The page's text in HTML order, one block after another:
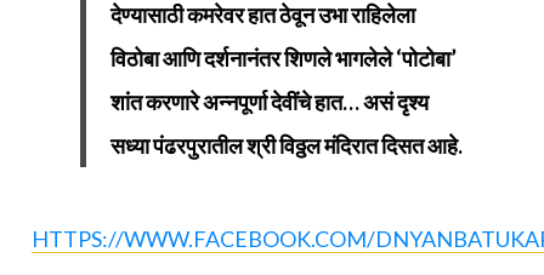
देण्यासाठी कमरेवर हात ठेवून उभा राहिलेला
विठोबा आणि दर्शनानंतर शिणले भागलेले ‘पोटोबा’
शांत करणारे अन्नपूर्णा देवींचे हात… असं दृश्य
सध्या पंढरपुरातील श्री विठ्ठल मंदिरात दिसत आहे.
HTTPS://WWW.FACEBOOK.COM/